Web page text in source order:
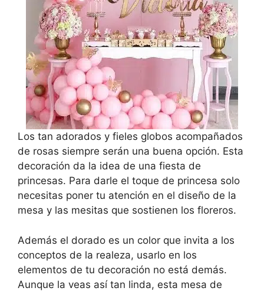
Los tan adorados y fieles globos acompañados
de rosas siempre serán una buena opción. Esta
decoración da la idea de una fiesta de
princesas. Para darle el toque de princesa solo
necesitas poner tu atención en el diseño de la
mesa y las mesitas que sostienen los floreros.
Además el dorado es un color que invita a los
conceptos de la realeza, usarlo en los
elementos de tu decoración no está demás.
Aunque la veas así tan linda, esta mesa de